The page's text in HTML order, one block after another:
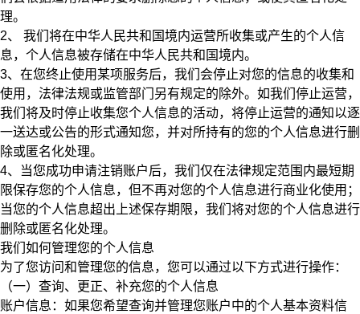
理。
2、 我们将在中华人民共和国境内运营所收集或产生的个人信
息，个人信息被存储在中华人民共和国境内。
3、在您终止使用某项服务后，我们会停止对您的信息的收集和
使用，法律法规或监管部门另有规定的除外。如我们停止运营，
我们将及时停止收集您个人信息的活动，将停止运营的通知以逐
一送达或公告的形式通知您，并对所持有的您的个人信息进行删
除或匿名化处理。
4、当您成功申请注销账户后，我们仅在法律规定范围内最短期
限保存您的个人信息，但不再对您的个人信息进行商业化使用；
当您的个人信息超出上述保存期限，我们将对您的个人信息进行
删除或匿名化处理。
我们如何管理您的个人信息
为了您访问和管理您的信息，您可以通过以下方式进行操作：
（一）查询、更正、补充您的个人信息
账户信息：如果您希望查询并管理您账户中的个人基本资料信